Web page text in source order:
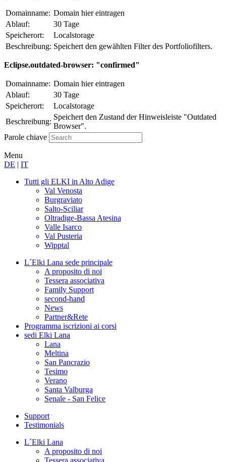
Domainname: Domain hier eintragen
Ablauf:
30 Tage
Speicherort:
Localstorage
Beschreibung: Speichert den gewählten Filter des Portfoliofilters.
Eclipse.outdated-browser: "confirmed"
Domainname: Domain hier eintragen
Ablauf:
30 Tage
Speicherort:
Localstorage
Beschreibung:
Speichert den Zustand der Hinweisleiste "Outdated
Browser".
Parole chiave
Menu
DE
IT
Tutti gli ELKI in Alto Adige
Val Venosta
Burgraviato
Salto-Sciliar
Oltradige-Bassa Atesina
Valle Isarco
Val Pusteria
Wipptal
L´Elki Lana sede principale
A proposito di noi
Tessera associativa
Family Support
second-hand
News
Partner&Rete
Programma iscrizioni ai corsi
sedi Elki Lana
Lana
Meltina
San Pancrazio
Tesimo
Verano
Santa Valburga
Senale - San Felice
Support
Testimonials
L´Elki Lana
A proposito di noi